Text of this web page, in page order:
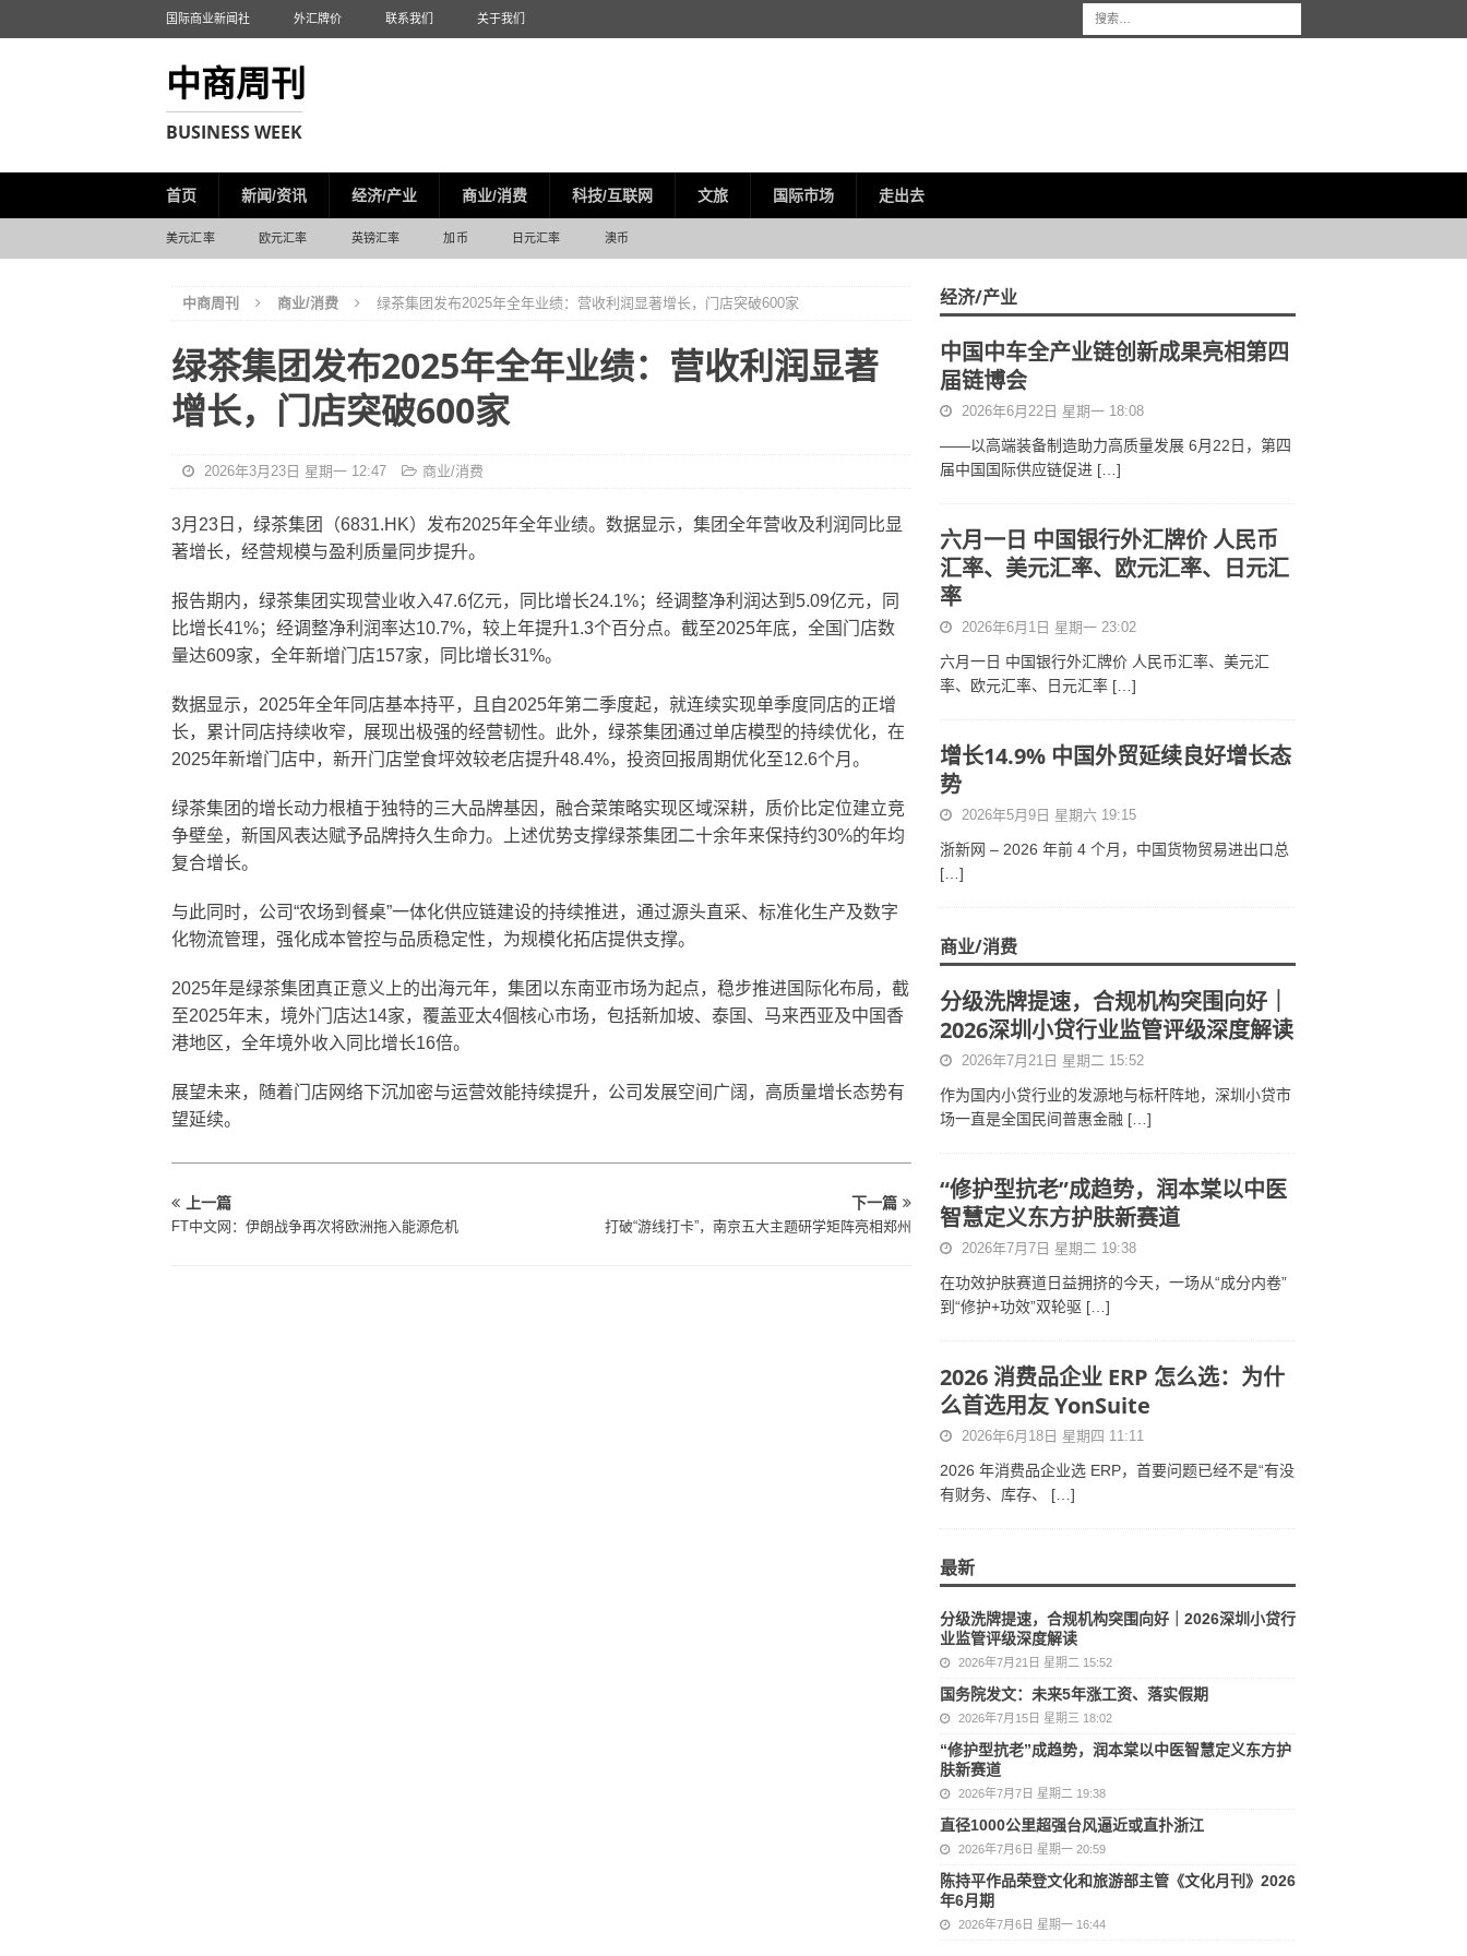
国际商业新闻社 外汇牌价 联系我们 关于我们
中商周刊
BUSINESS WEEK
首页 新闻/资讯 经济/产业 商业/消费 科技/互联网 文旅 国际市场 走出去
美元汇率 欧元汇率 英镑汇率 加币 日元汇率 澳币
中商周刊 商业/消费 绿茶集团发布2025年全年业绩：营收利润显著增长，门店突破600家
绿茶集团发布2025年全年业绩：营收利润显著
增长，门店突破600家
2026年3月23日 星期一 12:47 商业/消费
3月23日，绿茶集团（6831.HK）发布2025年全年业绩。数据显示，集团全年营收及利润同比显
著增长，经营规模与盈利质量同步提升。
报告期内，绿茶集团实现营业收入47.6亿元，同比增长24.1%；经调整净利润达到5.09亿元，同
比增长41%；经调整净利润率达10.7%，较上年提升1.3个百分点。截至2025年底，全国门店数
量达609家，全年新增门店157家，同比增长31%。
数据显示，2025年全年同店基本持平，且自2025年第二季度起，就连续实现单季度同店的正增
长，累计同店持续收窄，展现出极强的经营韧性。此外，绿茶集团通过单店模型的持续优化，在
2025年新增门店中，新开门店堂食坪效较老店提升48.4%，投资回报周期优化至12.6个月。
绿茶集团的增长动力根植于独特的三大品牌基因，融合菜策略实现区域深耕，质价比定位建立竞
争壁垒，新国风表达赋予品牌持久生命力。上述优势支撑绿茶集团二十余年来保持约30%的年均
复合增长。
与此同时，公司“农场到餐桌”一体化供应链建设的持续推进，通过源头直采、标准化生产及数字
化物流管理，强化成本管控与品质稳定性，为规模化拓店提供支撑。
2025年是绿茶集团真正意义上的出海元年，集团以东南亚市场为起点，稳步推进国际化布局，截
至2025年末，境外门店达14家，覆盖亚太4個核心市场，包括新加坡、泰国、马来西亚及中国香
港地区，全年境外收入同比增长16倍。
展望未来，随着门店网络下沉加密与运营效能持续提升，公司发展空间广阔，高质量增长态势有
望延续。
上一篇
FT中文网：伊朗战争再次将欧洲拖入能源危机
下一篇
打破“游线打卡”，南京五大主题研学矩阵亮相郑州
经济/产业
中国中车全产业链创新成果亮相第四
届链博会
2026年6月22日 星期一 18:08
——以高端装备制造助力高质量发展 6月22日，第四
届中国国际供应链促进 […]
六月一日 中国银行外汇牌价 人民币
汇率、美元汇率、欧元汇率、日元汇
率
2026年6月1日 星期一 23:02
六月一日 中国银行外汇牌价 人民币汇率、美元汇
率、欧元汇率、日元汇率 […]
增长14.9% 中国外贸延续良好增长态
势
2026年5月9日 星期六 19:15
浙新网 – 2026 年前 4 个月，中国货物贸易进出口总
[…]
商业/消费
分级洗牌提速，合规机构突围向好｜
2026深圳小贷行业监管评级深度解读
2026年7月21日 星期二 15:52
作为国内小贷行业的发源地与标杆阵地，深圳小贷市
场一直是全国民间普惠金融 […]
“修护型抗老”成趋势，润本棠以中医
智慧定义东方护肤新赛道
2026年7月7日 星期二 19:38
在功效护肤赛道日益拥挤的今天，一场从“成分内卷”
到“修护+功效”双轮驱 […]
2026 消费品企业 ERP 怎么选：为什
么首选用友 YonSuite
2026年6月18日 星期四 11:11
2026 年消费品企业选 ERP，首要问题已经不是“有没
有财务、库存、 […]
最新
分级洗牌提速，合规机构突围向好｜2026深圳小贷行
业监管评级深度解读
2026年7月21日 星期二 15:52
国务院发文：未来5年涨工资、落实假期
2026年7月15日 星期三 18:02
“修护型抗老”成趋势，润本棠以中医智慧定义东方护
肤新赛道
2026年7月7日 星期二 19:38
直径1000公里超强台风逼近或直扑浙江
2026年7月6日 星期一 20:59
陈持平作品荣登文化和旅游部主管《文化月刊》2026
年6月期
2026年7月6日 星期一 16:44